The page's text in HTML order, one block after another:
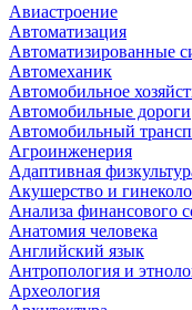
Авиастроение
Автоматизация
Автоматизированные
Автомеханик
Автомобильное
Автомобильные дороги
Автомобильный
Агроинженерия
Адаптивная
Акушерство и
Анализа финансового
Анатомия человека
Английский язык
Антропология и
Археология